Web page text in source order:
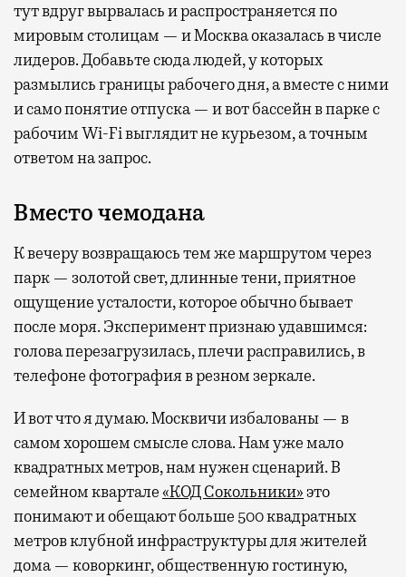
тут вдруг вырвалась и распространяется по
мировым столицам — и Москва оказалась в числе
лидеров. Добавьте сюда людей, у которых
размылись границы рабочего дня, а вместе с ними
и само понятие отпуска — и вот бассейн в парке с
рабочим Wi-Fi выглядит не курьезом, а точным
ответом на запрос.
Вместо чемодана
К вечеру возвращаюсь тем же маршрутом через
парк — золотой свет, длинные тени, приятное
ощущение усталости, которое обычно бывает
после моря. Эксперимент признаю удавшимся:
голова перезагрузилась, плечи расправились, в
телефоне фотография в резном зеркале.
И вот что я думаю. Москвичи избалованы — в
самом хорошем смысле слова. Нам уже мало
квадратных метров, нам нужен сценарий. В
семейном квартале«КОД Сокольники»это
понимают и обещают больше 500 квадратных
метров клубной инфраструктуры для жителей
дома — коворкинг, общественную гостиную,